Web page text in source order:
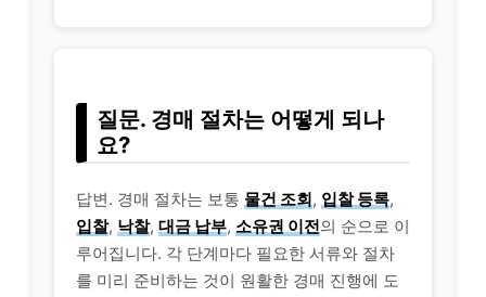
질문. 경매 절차는 어떻게 되나
요?
답변. 경매 절차는 보통 물건 조회, 입찰 등록,
입찰, 낙찰, 대금 납부, 소유권 이전의 순으로 이
루어집니다. 각 단계마다 필요한 서류와 절차
를 미리 준비하는 것이 원활한 경매 진행에 도